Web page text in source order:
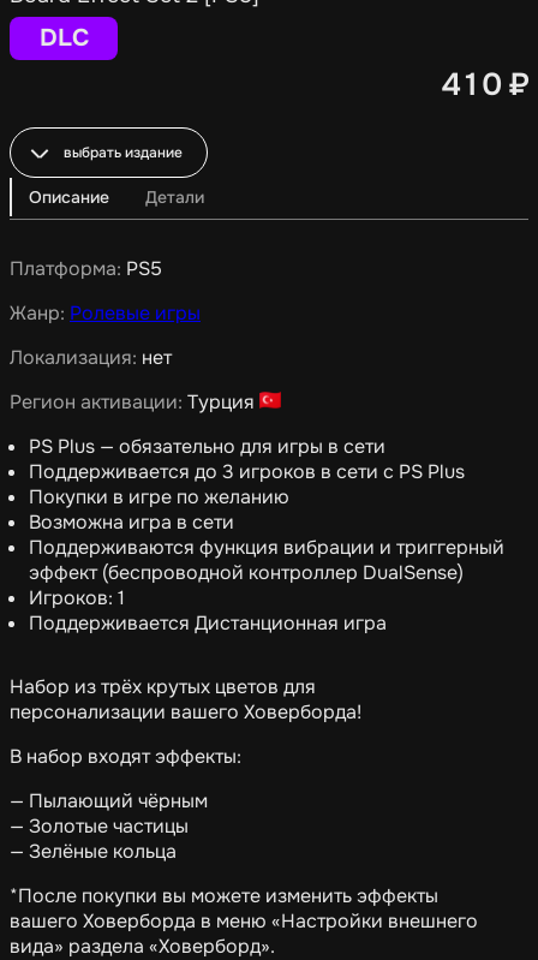
DLC
410 ₽
выбрать издание
Описание Детали
Платформа: PS5
Жанр: Ролевые игры
Локализация: нет
Регион активации: Турция
PS Plus — обязательно для игры в сети
Поддерживается до 3 игроков в сети с PS Plus
Покупки в игре по желанию
Возможна игра в сети
Поддерживаются функция вибрации и триггерный
эффект (беспроводной контроллер DualSense)
Игроков: 1
Поддерживается Дистанционная игра
Набор из трёх крутых цветов для
персонализации вашего Ховерборда!
В набор входят эффекты:
— Пылающий чёрным
— Золотые частицы
— Зелёные кольца
*После покупки вы можете изменить эффекты
вашего Ховерборда в меню «Настройки внешнего
вида» раздела «Ховерборд».